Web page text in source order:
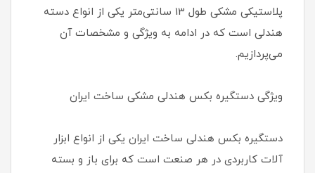
پلاستیکی مشکی طول 13 سانتی‌متر یکی از انواع دسته
هندلی است که در ادامه به ویژگی و مشخصات آن
می‌پردازیم.
ویژگی دستگیره بکس هندلی مشکی ساخت ایران
دستگیره بکس هندلی ساخت ایران یکی از انواع ابزار
آلات کاربردی در هر صنعت است که برای باز و بسته